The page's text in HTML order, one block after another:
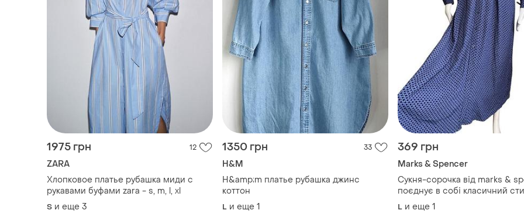
1975 грн 12
ZARA
Хлопковое платье рубашка миди с
рукавами буфами zara - s, m, l, xl
S и еще 3
1350 грн 33
H&M
H&amp;m платье рубашка джинс
коттон
L и еще 1
369 грн
Marks & Spencer
Сукня-сорочка від marks &
поєднує в собі класичний
сучасні романтичні деталі
L и еще 1